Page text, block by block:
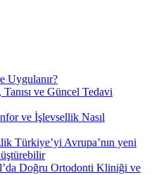
Uygulanır?
ve Güncel Tedavi
ve İşlevsellik Nasıl
Türkiye’yi Avrupa’nın yeni
Doğru Ortodonti Kliniği ve